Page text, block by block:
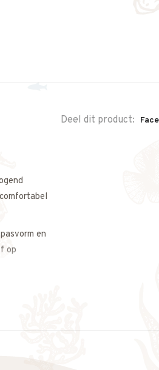
Deel dit product:
en
op